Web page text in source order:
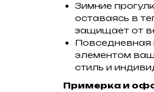
Зимние
оставаясь в
защищает от
Повседневная
элементом
стиль и
Примерка и